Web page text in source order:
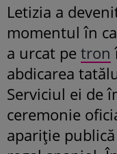
Letizia a
momentul în
a urcat pe tron
abdicarea
Serviciul ei de
ceremonie
apariție